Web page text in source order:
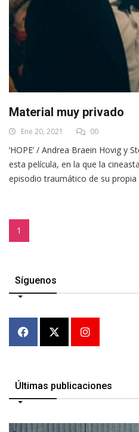
Material muy privado
Ene 20, 2021 00
‘HOPE’ / Andrea Braein Hovig y
esta película, en la que la
episodio traumático de su propia
1
Síguenos
Últimas publicaciones